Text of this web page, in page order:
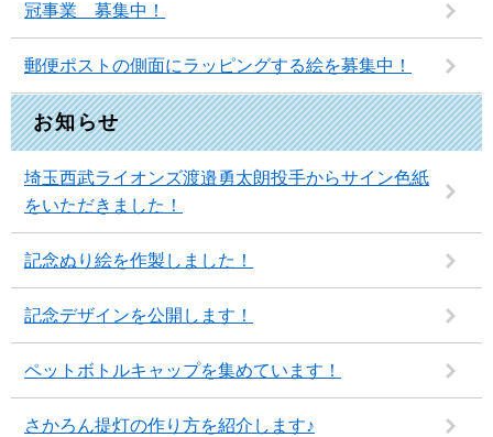
冠事業 募集中！
郵便ポストの側面にラッピングする絵を募集中！
お知らせ
埼玉西武ライオンズ渡邉勇太朗投手からサイン色紙
をいただきました！
記念ぬり絵を作製しました！
記念デザインを公開します！
ペットボトルキャップを集めています！
さかろん提灯の作り方を紹介します♪